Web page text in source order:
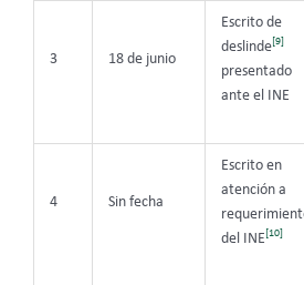
3 18 de junio
Escrito de
deslinde [9]
presentado
ante el INE
4 Sin fecha
Escrito en
atención a
del INE [10]